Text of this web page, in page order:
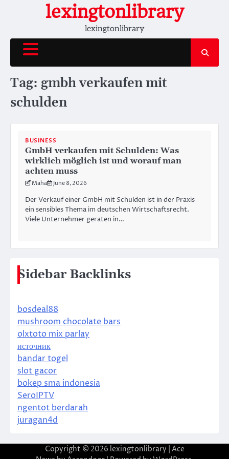
lexingtonlibrary
lexingtonlibrary
Tag: gmbh verkaufen mit
schulden
BUSINESS
GmbH verkaufen mit Schulden: Was
wirklich möglich ist und worauf man
achten muss
Maha June 8, 2026
Der Verkauf einer GmbH mit Schulden ist in der Praxis
ein sensibles Thema im deutschen Wirtschaftsrecht.
Viele Unternehmer geraten in…
Sidebar Backlinks
bosdeal88
mushroom chocolate bars
olxtoto mix parlay
источник
bandar togel
slot gacor
bokep sma indonesia
SeroIPTV
ngentot berdarah
juragan4d
Copyright © 2026 lexingtonlibrary | Ace